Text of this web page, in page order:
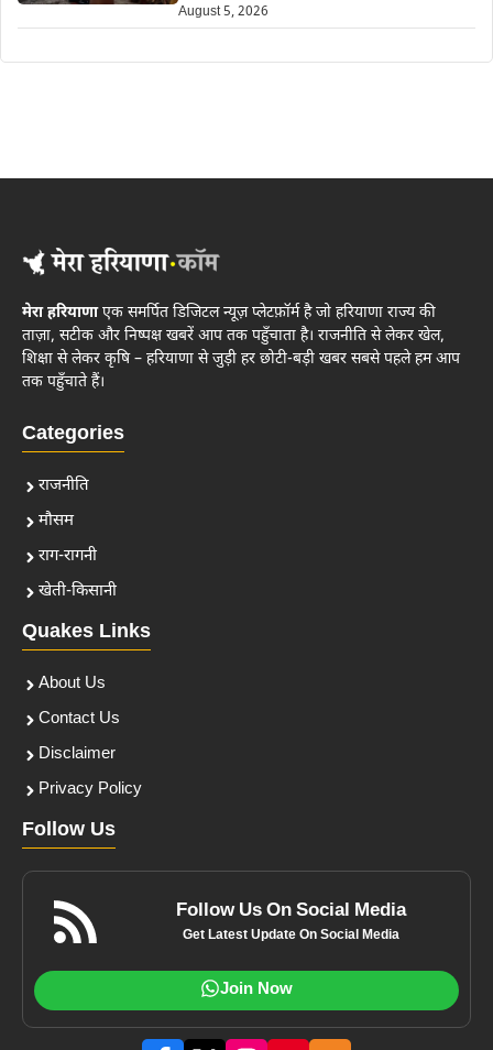
August 5, 2026
मेरा हरियाणाएक समर्पित डिजिटल न्यूज़ प्लेटफ़ॉर्म है जो हरियाणा राज्य की
ताज़ा, सटीक और निष्पक्ष खबरें आप तक पहुँचाता है। राजनीति से लेकर खेल,
शिक्षा से लेकर कृषि – हरियाणा से जुड़ी हर छोटी-बड़ी खबर सबसे पहले हम आप
तक पहुँचाते हैं।
Categories
राजनीति
मौसम
राग-रागनी
खेती-किसानी
Quakes Links
About Us
Contact Us
Disclaimer
Privacy Policy
Follow Us
Follow Us On Social Media
Get Latest Update On Social Media
Join Now